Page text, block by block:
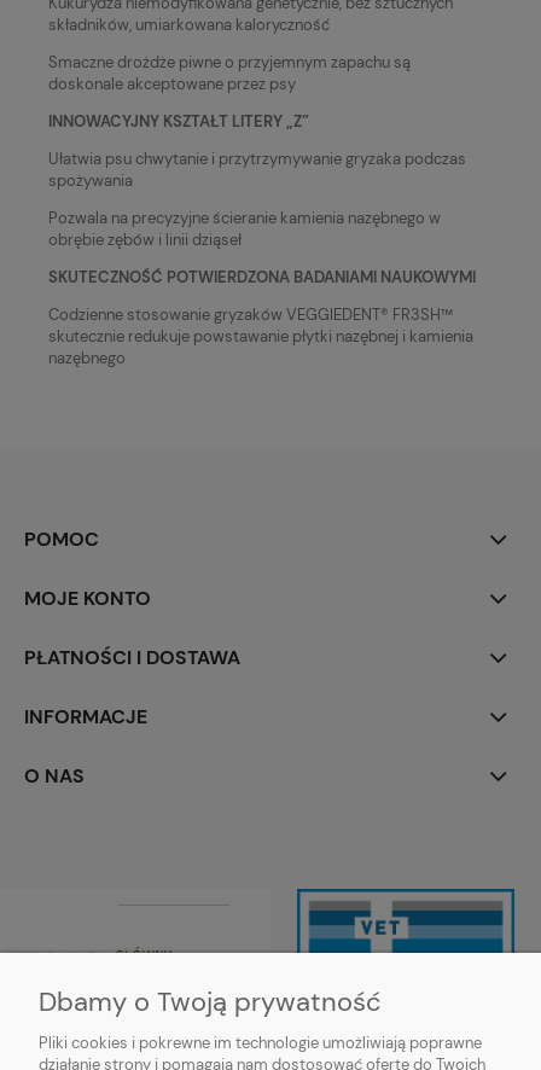
składników, umiarkowana kaloryczność
Smaczne drożdże piwne o przyjemnym zapachu są
doskonale akceptowane przez psy
INNOWACYJNY KSZTAŁT LITERY „Z”
Ułatwia psu chwytanie i przytrzymywanie gryzaka podczas
spożywania
Pozwala na precyzyjne ścieranie kamienia nazębnego w
obrębie zębów i linii dziąseł
SKUTECZNOŚĆ POTWIERDZONA BADANIAMI NAUKOWYMI
Codzienne stosowanie gryzaków VEGGIEDENT® FR3SH™
skutecznie redukuje powstawanie płytki nazębnej i kamienia
nazębnego
POMOC
MOJE KONTO
PŁATNOŚCI I DOSTAWA
INFORMACJE
O NAS
Dbamy o Twoją prywatność
Pliki cookies i pokrewne im technologie umożliwiają poprawne
działanie strony i pomagają nam dostosować ofertę do Twoich